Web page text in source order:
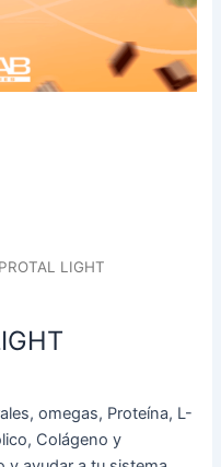
LIGHT
omegas, Proteína, L-
Colágeno y